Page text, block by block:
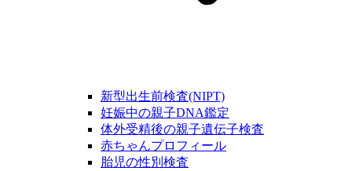
新型出生前検査(NIPT)
妊娠中の親子DNA鑑定
体外受精後の親子遺伝子検査
赤ちゃんプロフィール
胎児の性別検査